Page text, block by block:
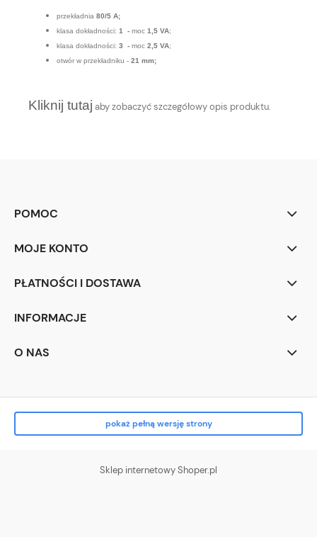
przekładnia 80/5 A;
klasa dokładności: 1 - moc 1,5 VA;
klasa dokładności: 3 - moc 2,5 VA;
otwór w przekładniku - 21 mm;
Kliknij tutaj aby zobaczyć szczegółowy opis produktu.
POMOC
MOJE KONTO
PŁATNOŚCI I DOSTAWA
INFORMACJE
O NAS
pokaż pełną wersję strony
Sklep internetowy Shoper.pl